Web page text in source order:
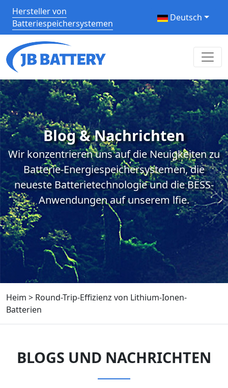
Hersteller von
Batteriespeichersystemen
Deutsch
Blog & Nachrichten
Wir konzentrieren uns auf die Neuigkeiten zu
Batterie-Energiespeichersystemen, die
neueste Batterietechnologie und die BESS-
Anwendungen auf unserem lfie.
Heim > Round-Trip-Effizienz von Lithium-Ionen-
Batterien
BLOGS UND NACHRICHTEN